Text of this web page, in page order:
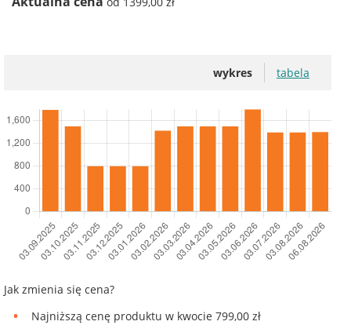
wykres tabela
Jak zmienia się cena?
Najniższą cenę produktu w kwocie 799,00 zł